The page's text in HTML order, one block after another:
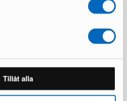
Tillåt alla
597 €
Säästät 862 €